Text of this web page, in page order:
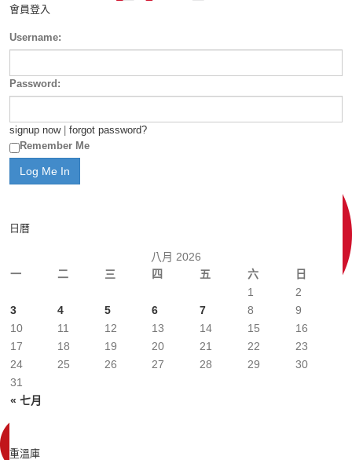
會員登入
Username:
Password:
signup now| forgot password?
Remember Me
日曆
八月 2026
一
二 三 四 五 六 日
« 七月
1
2
3
4 5 6 7 8
9
10
11 12 13 14 15
16
17
18 19 20 21 22
23
24
25 26 27 28 29
30
31
重溫庫